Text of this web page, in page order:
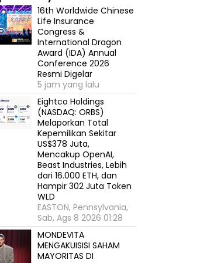
16th Worldwide Chinese
Life Insurance
Congress &
International Dragon
Award (IDA) Annual
Conference 2026
Resmi Digelar
5 jam yang lalu
Eightco Holdings
(NASDAQ: ORBS)
Melaporkan Total
Kepemilikan Sekitar
US$378 Juta,
Mencakup OpenAI,
Beast Industries, Lebih
dari 16.000 ETH, dan
Hampir 302 Juta Token
WLD
EASTON, Pennsylvania,
Sab, Ags 8 2026 01:28
MONDEVITA
MENGAKUISISI SAHAM
MAYORITAS DI